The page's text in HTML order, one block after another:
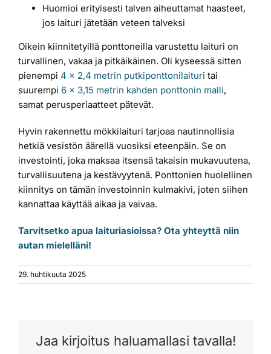
Huomioi erityisesti talven aiheuttamat haasteet,
jos laituri jätetään veteen talveksi
Oikein kiinnitetyillä ponttoneilla varustettu laituri on
turvallinen, vakaa ja pitkäikäinen. Oli kyseessä sitten
pienempi 4 x 2,4 metrin putkiponttonilaituri tai
suurempi 6 x 3,15 metrin kahden ponttonin malli,
samat perusperiaatteet pätevät.
Hyvin rakennettu mökkilaituri tarjoaa nautinnollisia
hetkiä vesistön äärellä vuosiksi eteenpäin. Se on
investointi, joka maksaa itsensä takaisin mukavuutena,
turvallisuutena ja kestävyytenä. Ponttonien huolellinen
kiinnitys on tämän investoinnin kulmakivi, joten siihen
kannattaa käyttää aikaa ja vaivaa.
Tarvitsetko apua laituriasioissa? Ota yhteyttä niin
autan mielelläni!
29. huhtikuuta 2025
Jaa kirjoitus haluamallasi tavalla!